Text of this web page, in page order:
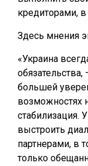
кредиторами,
Здесь мнения
«Украина
большей
возможностях
стабилизация.
выстроить
партнерами, в
только